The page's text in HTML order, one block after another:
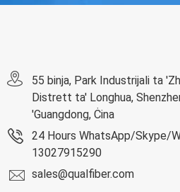
55 binja, Park Industrijali ta
Distrett ta' Longhua,
'Guangdong, Ċina
24 Hours WhatsApp/Skype/
13027915290
sales@qualfiber.com